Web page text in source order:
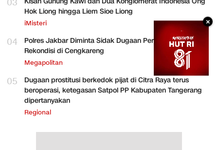
03
Hok Liong hingga Liem Sioe Liong
iMisteri
04
Polres Jakbar Diminta Sidak Dugaan Perakitan HP
Rekondisi di Cengkareng
Megapolitan
05
Dugaan prostitusi berkedok pijat di Citra Raya terus
beroperasi, ketegasan Satpol PP Kabupaten Tangerang
dipertanyakan
Regional
×